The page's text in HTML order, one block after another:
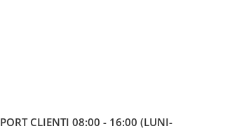
CLIENTI 08:00 - 16:00 (LUNI-